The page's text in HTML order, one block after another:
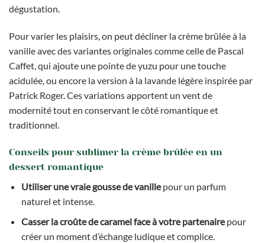
dégustation.
Pour varier les plaisirs, on peut décliner la crème brûlée à la
vanille avec des variantes originales comme celle de Pascal
Caffet, qui ajoute une pointe de yuzu pour une touche
acidulée, ou encore la version à la lavande légère inspirée par
Patrick Roger. Ces variations apportent un vent de
modernité tout en conservant le côté romantique et
traditionnel.
Conseils pour sublimer la crème brûlée en un
dessert romantique
Utiliser une vraie gousse de vanillepour un parfum
naturel et intense.
Casser la croûte de caramel face à votre partenairepour
créer un moment d’échange ludique et complice.